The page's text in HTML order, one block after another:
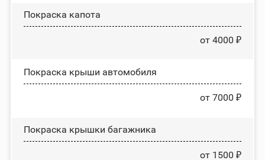
Покраска капота
от 4000 ₽
Покраска крыши автомобиля
от 7000 ₽
Покраска крышки багажника
от 1500 ₽